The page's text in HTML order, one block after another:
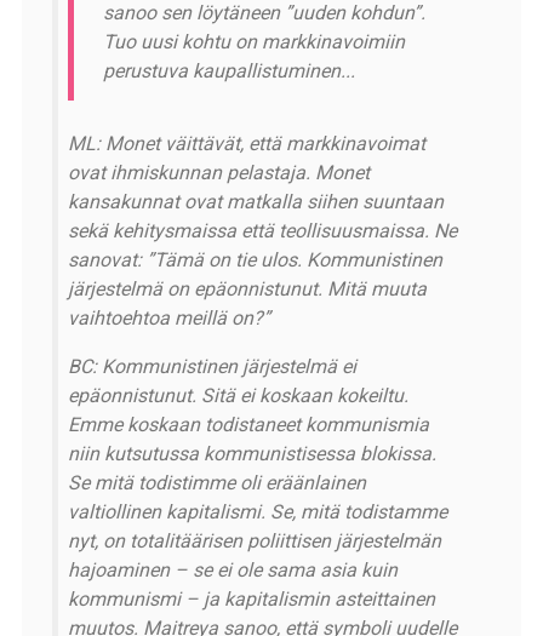
sanoo sen löytäneen ”uuden kohdun”.
Tuo uusi kohtu on markkinavoimiin
perustuva kaupallistuminen...
ML: Monet väittävät, että markkinavoimat
ovat ihmiskunnan pelastaja. Monet
kansakunnat ovat matkalla siihen suuntaan
sekä kehitysmaissa että teollisuusmaissa. Ne
sanovat: ”Tämä on tie ulos. Kommunistinen
järjestelmä on epäonnistunut. Mitä muuta
vaihtoehtoa meillä on?”
BC: Kommunistinen järjestelmä ei
epäonnistunut. Sitä ei koskaan kokeiltu.
Emme koskaan todistaneet kommunismia
niin kutsutussa kommunistisessa blokissa.
Se mitä todistimme oli eräänlainen
valtiollinen kapitalismi. Se, mitä todistamme
nyt, on totalitäärisen poliittisen järjestelmän
hajoaminen – se ei ole sama asia kuin
kommunismi – ja kapitalismin asteittainen
muutos. Maitreya sanoo, että symboli uudelle